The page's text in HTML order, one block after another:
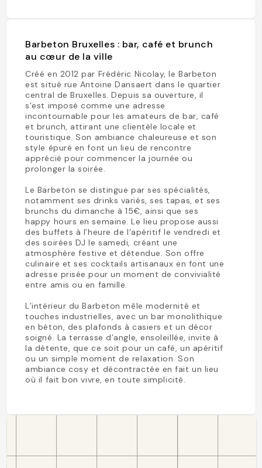
Barbeton Bruxelles : bar, café et brunch
au cœur de la ville
Créé en 2012 par Frédéric Nicolay, le Barbeton
est situé rue Antoine Dansaert dans le quartier
central de Bruxelles. Depuis sa ouverture, il
s’est imposé comme une adresse
incontournable pour les amateurs de bar, café
et brunch, attirant une clientèle locale et
touristique. Son ambiance chaleureuse et son
style épuré en font un lieu de rencontre
apprécié pour commencer la journée ou
prolonger la soirée.
Le Barbeton se distingue par ses spécialités,
notamment ses drinks variés, ses tapas, et ses
brunchs du dimanche à 15€, ainsi que ses
happy hours en semaine. Le lieu propose aussi
des buffets à l’heure de l’apéritif le vendredi et
des soirées DJ le samedi, créant une
atmosphère festive et détendue. Son offre
culinaire et ses cocktails artisanaux en font une
adresse prisée pour un moment de convivialité
entre amis ou en famille.
L’intérieur du Barbeton mêle modernité et
touches industrielles, avec un bar monolithique
en béton, des plafonds à casiers et un décor
soigné. La terrasse d’angle, ensoleillée, invite à
la détente, que ce soit pour un café, un apéritif
ou un simple moment de relaxation. Son
ambiance cosy et décontractée en fait un lieu
où il fait bon vivre, en toute simplicité.